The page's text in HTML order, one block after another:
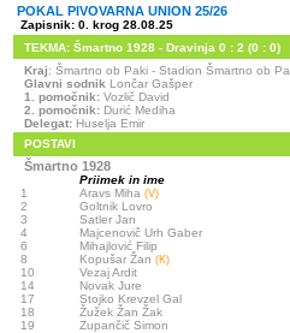
POKAL PIVOVARNA UNION 25/26
Zapisnik: 0. krog 28.08.25
TEKMA: Šmartno 1928 - Dravinja 0 : 2 (0 : 0)
Kraj: Šmartno ob Paki - Stadion Šmartno ob
Glavni sodnik Lončar Gašper
1. pomočnik: Vozlič David
2. pomočnik: Durić Mediha
Delegat: Huselja Emir
POSTAVI
Šmartno 1928
Priimek in ime
1
Aravs Miha (V)
2
Goltnik Lovro
3
Satler Jan
4
Majcenovič Urh Gaber
6
Mihajlović Filip
8
Kopušar Žan (K)
10
Vezaj Ardit
14
Novak Jure
17
Stojko Krevzel Gal
18
Žužek Žan Žak
19
Zupančič Simon